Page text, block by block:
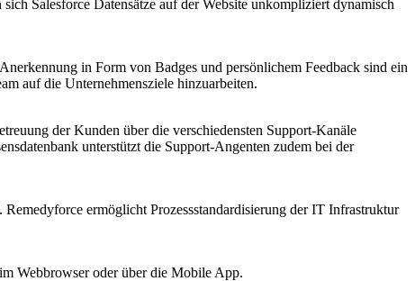
Salesforce Datensätze auf der Website unkompliziert dynamisch
in Form von Badges und persönlichem Feedback sind ein
auf die Unternehmensziele hinzuarbeiten.
der Kunden über die verschiedensten Support-Kanäle
unterstützt die Support-Angenten zudem bei der
ermöglicht Prozessstandardisierung der IT Infrastruktur
Webbrowser oder über die Mobile App.